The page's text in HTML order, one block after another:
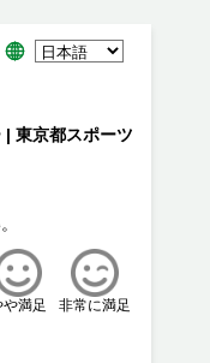
東京都スポーツ
や満足 非常に満足